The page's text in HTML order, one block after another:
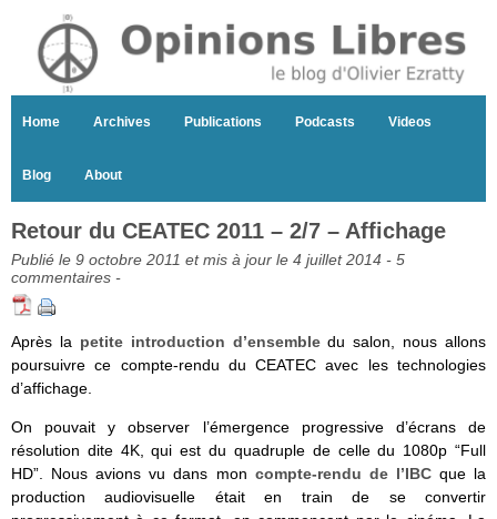
Home Archives Publications Podcasts Videos
Blog About
Retour du CEATEC 2011 – 2/7 – Affichage
Publié le 9 octobre 2011 et mis à jour le 4 juillet 2014 - 5
commentaires -
Après la petite introduction d’ensembledu salon, nous allons
poursuivre ce compte-rendu du CEATEC avec les technologies
d’affichage.
On pouvait y observer l’émergence progressive d’écrans de
résolution dite 4K, qui est du quadruple de celle du 1080p “Full
HD”. Nous avions vu dans mon compte-rendu de l’IBCque la
production audiovisuelle était en train de se convertir